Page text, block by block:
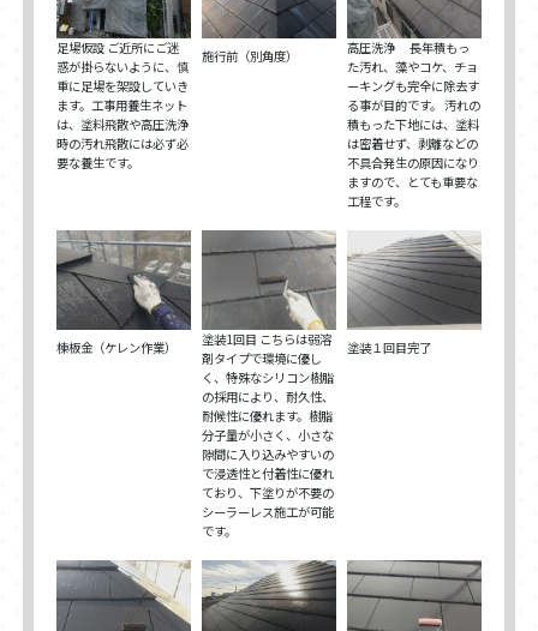
足場仮設 ご近所にご迷
惑が掛らないように、慎
重に足場を架設していき
ます。工事用養生ネット
は、塗料飛散や高圧洗浄
時の汚れ飛散には必ず必
要な養生です。
施行前（別角度）
高圧洗浄 長年積もっ
た汚れ、藻やコケ、チョ
ーキングも完全に除去す
る事が目的です。 汚れの
積もった下地には、塗料
は密着せず、剥離などの
不具合発生の原因になり
ますので、とても重要な
工程です。
棟板金（ケレン作業）
塗装1回目 こちらは弱溶
剤タイプで環境に優し
く、特殊なシリコン樹脂
の採用により、耐久性、
耐候性に優れます。樹脂
分子量が小さく、小さな
隙間に入り込みやすいの
で浸透性と付着性に優れ
ており、下塗りが不要の
シーラーレス施工が可能
です。
塗装１回目完了